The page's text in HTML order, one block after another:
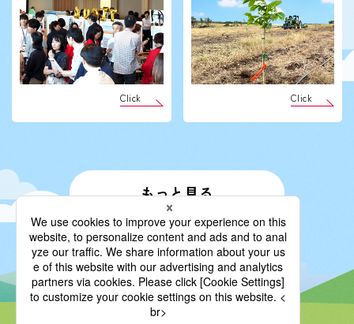
Click Click
もっと見る
戻る